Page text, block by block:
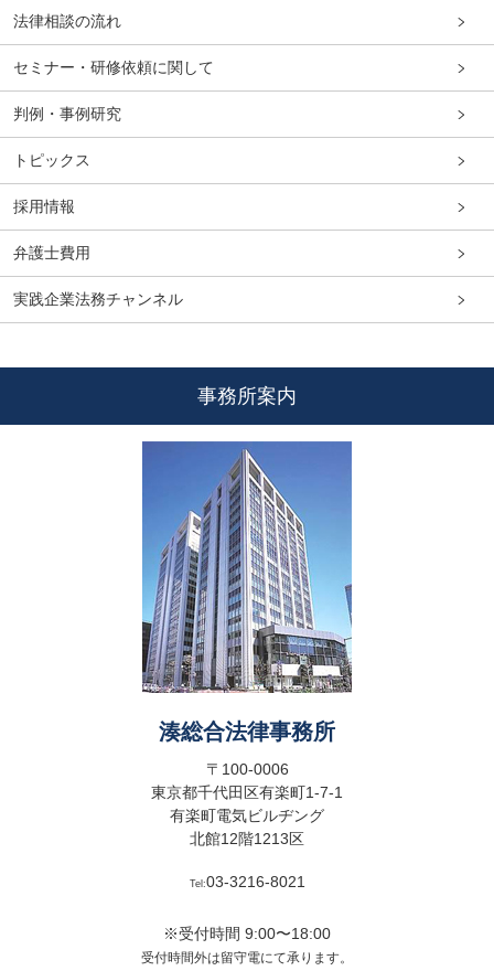
法律相談の流れ
セミナー・研修依頼に関して
判例・事例研究
トピックス
採用情報
弁護士費用
実践企業法務チャンネル
事務所案内
湊総合法律事務所
〒100-0006
東京都千代田区有楽町1-7-1
有楽町電気ビルヂング
北館12階1213区
Tel:03-3216-8021
※受付時間 9:00〜18:00
受付時間外は留守電にて承ります。